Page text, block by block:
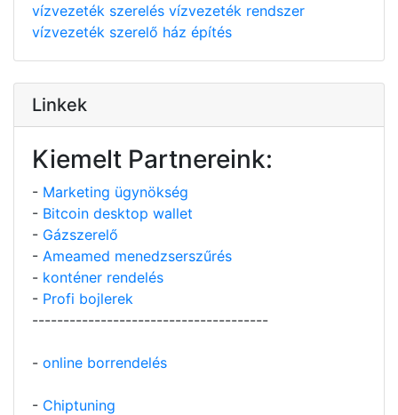
vízvezeték szerelés vízvezeték rendszer
vízvezeték szerelő ház építés
Linkek
Kiemelt Partnereink:
- Marketing ügynökség
- Bitcoin desktop wallet
- Gázszerelő
- Ameamed menedzserszűrés
- konténer rendelés
- Profi bojlerek
--------------------------------------
- online borrendelés
- Chiptuning